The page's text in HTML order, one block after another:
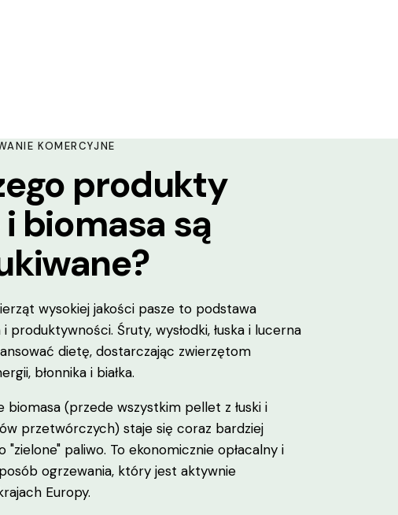
KOMERCYJNE
produkty
biomasa są
wysokiej jakości pasze to podstawa
produktywności. Śruty, wysłodki, łuska i lucerna
dietę, dostarczając zwierzętom
błonnika i białka.
biomasa (przede wszystkim pellet z łuski i
przetwórczych) staje się coraz bardziej
"zielone" paliwo. To ekonomicznie opłacalny i
ogrzewania, który jest aktywnie
Europy.